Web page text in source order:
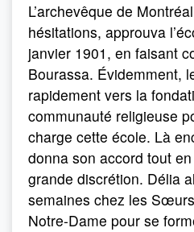
L’archevêque de
hésitations, approuva
janvier 1901, en faisant
Bourassa. Évidemment,
rapidement vers la
communauté religieuse
charge cette école. Là
donna son accord tout
grande discrétion. Délia
semaines chez les
Notre-Dame pour se